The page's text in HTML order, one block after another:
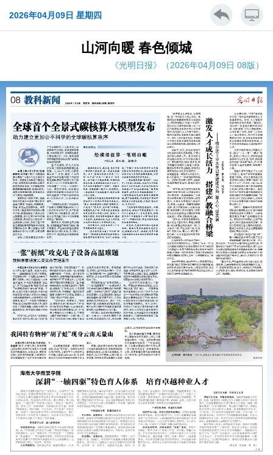
2026年04月09日 星期四
山河向暖 春色倾城
《光明日报》（2026年04月09日 08版）